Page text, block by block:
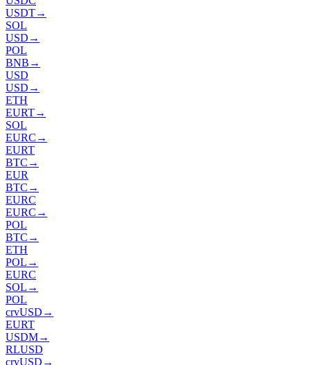
USDT→
SOL
USD →
POL
BNB →
USD
USD →
ETH
EURT→
SOL
EURC →
EURT
BTC →
EUR
BTC →
EURC
EURC →
POL
BTC →
ETH
POL →
EURC
SOL →
POL
crvUSD →
EURT
USDM→
RLUSD
crvUSD →